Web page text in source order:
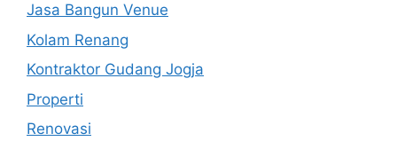
Jasa Bangun Venue
Kolam Renang
Kontraktor Gudang Jogja
Properti
Renovasi